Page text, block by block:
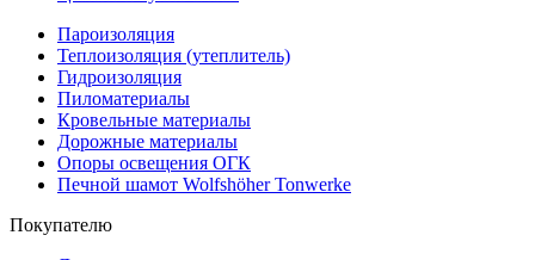
Пароизоляция
Теплоизоляция (утеплитель)
Гидроизоляция
Пиломатериалы
Кровельные материалы
Дорожные материалы
Опоры освещения ОГК
Печной шамот Wolfshöher Tonwerke
Покупателю